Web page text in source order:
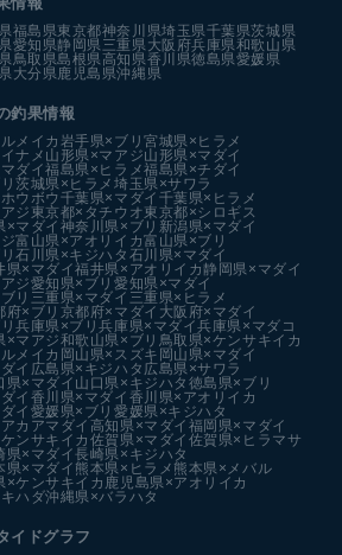
福島県東京都神奈川県埼玉県千葉県茨城県
愛知県静岡県三重県大阪府兵庫県和歌山県
鳥取県島根県高知県香川県徳島県愛媛県
大分県鹿児島県沖縄県
釣果情報
メイカ 岩手県×ブリ宮城県×ヒラメ
ナメ 山形県×マアジ山形県×マダイ
ダイ福島県×ヒラメ福島県×チダイ
茨城県×ヒラメ埼玉県×サワラ
ウボウ 千葉県×マダイ 千葉県×ヒラメ
ジ 東京都×タチウオ東京都×シロギス
×マダイ 神奈川県×ブリ 新潟県×マダイ
富山県×アオリイカ富山県×ブリ
石川県×キジハタ 石川県×マダイ
県×マダイ福井県×アオリイカ 静岡県×マダイ
ジ愛知県×ブリ愛知県×マダイ
リ 三重県×マダイ 三重県×ヒラメ
府×ブリ 京都府×マダイ 大阪府×マダイ
兵庫県×ブリ兵庫県×マダイ兵庫県×マダコ
×マアジ和歌山県×ブリ 鳥取県×ケンサキイカ
メイカ 岡山県×スズキ 岡山県×マダイ
イ 広島県×キジハタ 広島県×サワラ
県×マダイ 山口県×キジハタ 徳島県×ブリ
イ 香川県×マダイ 香川県×アオリイカ
イ 愛媛県×ブリ愛媛県×キジハタ
カアマダイ 高知県×マダイ 福岡県×マダイ
ンサキイカ 佐賀県×マダイ 佐賀県×ヒラマサ
県×マダイ長崎県×キジハタ
県×マダイ 熊本県×ヒラメ 熊本県×メバル
×ケンサキイカ 鹿児島県×アオリイカ
ハダ沖縄県×バラハタ
イドグラフ